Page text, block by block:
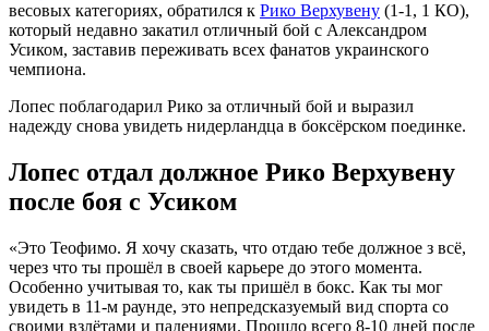
весовых категориях, обратился к Рико Верхувену (1-1, 1 КО),
который недавно закатил отличный бой с Александром
Усиком, заставив переживать всех фанатов украинского
чемпиона.
Лопес поблагодарил Рико за отличный бой и выразил
надежду снова увидеть нидерландца в боксёрском поединке.
Лопес отдал должное Рико Верхувену
после боя с Усиком
«Это Теофимо. Я хочу сказать, что отдаю тебе должное з всё,
через что ты прошёл в своей карьере до этого момента.
Особенно учитывая то, как ты пришёл в бокс. Как ты мог
увидеть в 11-м раунде, это непредсказуемый вид спорта со
своими взлётами и падениями. Прошло всего 8-10 дней после